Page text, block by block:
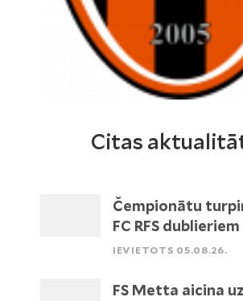
Citas
Čempionātu
FC RFS dublieriem
IEVIETOTS 05.08.26.
FS Metta aicina